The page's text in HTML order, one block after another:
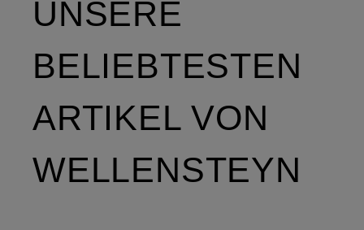
UNSERE
BELIEBTESTEN
ARTIKEL VON
WELLENSTEYN